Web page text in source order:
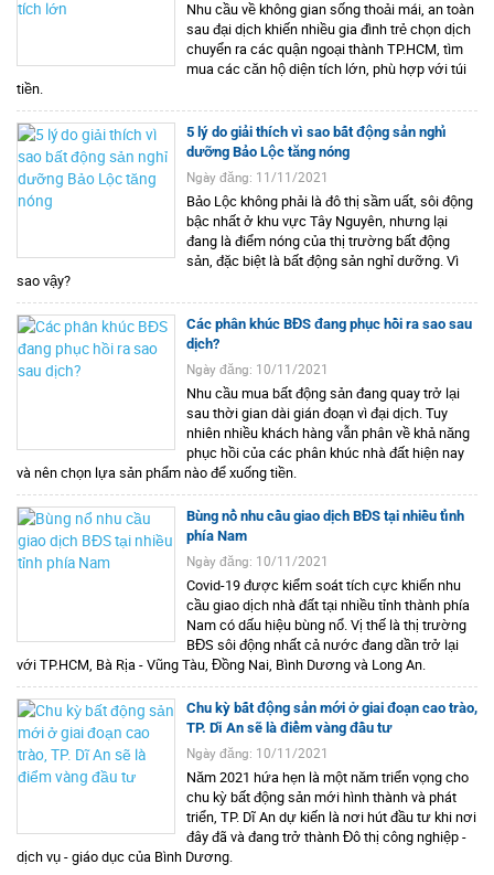
Nhu cầu về không gian sống thoải mái, an toàn
sau đại dịch khiến nhiều gia đình trẻ chọn dịch
chuyển ra các quận ngoại thành TP.HCM, tìm
mua các căn hộ diện tích lớn, phù hợp với túi
tiền.
5 lý do giải thích vì sao bất động sản nghỉ
dưỡng Bảo Lộc tăng nóng
Ngày đăng: 11/11/2021
Bảo Lộc không phải là đô thị sầm uất, sôi động
bậc nhất ở khu vực Tây Nguyên, nhưng lại
đang là điểm nóng của thị trường bất động
sản, đặc biệt là bất động sản nghỉ dưỡng. Vì
sao vậy?
Các phân khúc BĐS đang phục hồi ra sao sau
dịch?
Ngày đăng: 10/11/2021
Nhu cầu mua bất động sản đang quay trở lại
sau thời gian dài gián đoạn vì đại dịch. Tuy
nhiên nhiều khách hàng vẫn phân về khả năng
phục hồi của các phân khúc nhà đất hiện nay
và nên chọn lựa sản phẩm nào để xuống tiền.
Bùng nổ nhu cầu giao dịch BĐS tại nhiều tỉnh
phía Nam
Ngày đăng: 10/11/2021
Covid-19 được kiểm soát tích cực khiến nhu
cầu giao dịch nhà đất tại nhiều tỉnh thành phía
Nam có dấu hiệu bùng nổ. Vị thế là thị trường
BĐS sôi động nhất cả nước đang dần trở lại
với TP.HCM, Bà Rịa - Vũng Tàu, Đồng Nai, Bình Dương và Long An.
Chu kỳ bất động sản mới ở giai đoạn cao trào,
TP. Dĩ An sẽ là điểm vàng đầu tư
Ngày đăng: 10/11/2021
Năm 2021 hứa hẹn là một năm triển vọng cho
chu kỳ bất động sản mới hình thành và phát
triển, TP. Dĩ An dự kiến là nơi hút đầu tư khi nơi
đây đã và đang trở thành Đô thị công nghiệp -
dịch vụ - giáo dục của Bình Dương.